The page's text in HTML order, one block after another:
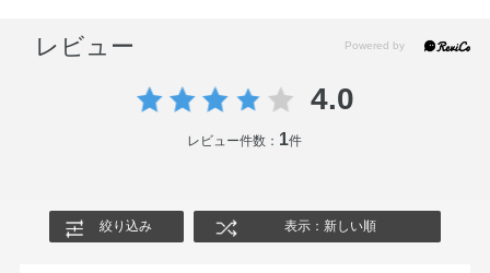
レビュー
4.0
レビュー件数： 1件
絞り込み 表示：新しい順